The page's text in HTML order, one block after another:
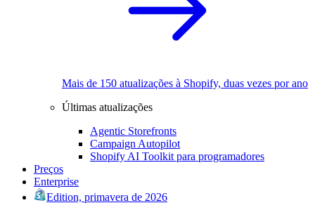
Mais de 150 atualizações à Shopify, duas vezes por ano
Últimas atualizações
Agentic Storefronts
Campaign Autopilot
Shopify AI Toolkit para programadores
Preços
Enterprise
Edition, primavera de 2026